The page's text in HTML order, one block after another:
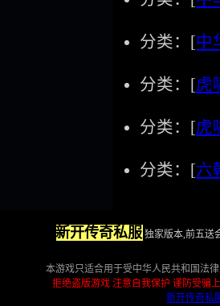
分类：[中
分类：[虎
分类：[虎
分类：[六
新开传奇私服 独家版本,前五送
本游戏只适合用于受中华人民共和国法
拒绝盗版游戏 注意自我保护 谨防受骗
新开传奇私